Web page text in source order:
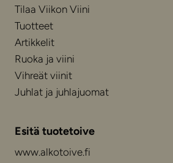
Tilaa Viikon Viini
Tuotteet
Artikkelit
Ruoka ja viini
Vihreät viinit
Juhlat ja juhlajuomat
Esitä tuotetoive
www.alkotoive.fi